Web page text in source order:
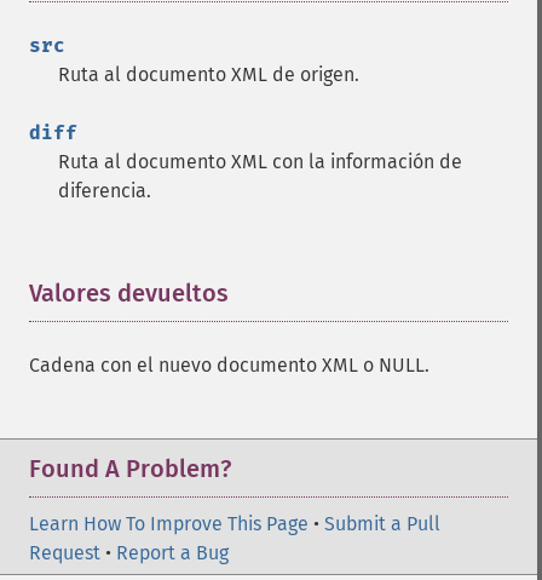
src
Ruta al documento XML de origen.
diff
Ruta al documento XML con la información de
diferencia.
Valores devueltos
Cadena con el nuevo documento XML o NULL.
Found A Problem?
Learn How To Improve This Page • Submit a Pull
Request • Report a Bug